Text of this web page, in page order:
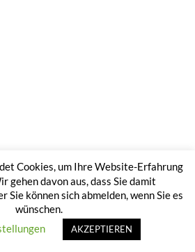
Cookies, um Ihre Website-Erfahrung
gehen davon aus, dass Sie damit
Sie können sich abmelden, wenn Sie es
wünschen.
AKZEPTIEREN